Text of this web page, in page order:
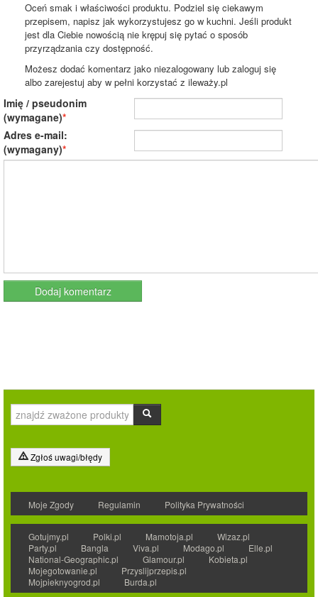
Oceń smak i właściwości produktu. Podziel się ciekawym
przepisem, napisz jak wykorzystujesz go w kuchni. Jeśli produkt
jest dla Ciebie nowością nie krępuj się pytać o sposób
przyrządzania czy dostępność.
Możesz dodać komentarz jako niezalogowany lub zaloguj się
albo zarejestuj aby w pełni korzystać z ileważy.pl
Imię / pseudonim
(wymagane)
Adres e-mail:
(wymagany)
Zgłoś uwagi/błędy
Moje Zgody Regulamin Polityka Prywatności
Gotujmy.pl Polki.pl Mamotoja.pl
Wizaz.pl
Party.pl
Bangla Viva.pl Modago.pl
Elle.pl
National-Geographic.pl
Glamour.pl
Kobieta.pl
Mojegotowanie.pl
Przyslijprzepis.pl
Mojpieknyogrod.pl
Burda.pl